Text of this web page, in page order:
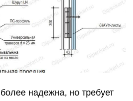
надежна, но требует